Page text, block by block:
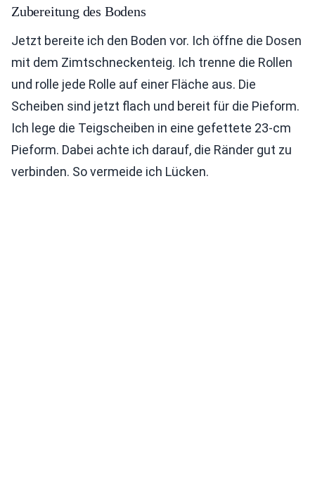
Zubereitung des Bodens
Jetzt bereite ich den Boden vor. Ich öffne die Dosen
mit dem Zimtschneckenteig. Ich trenne die Rollen
und rolle jede Rolle auf einer Fläche aus. Die
Scheiben sind jetzt flach und bereit für die Pieform.
Ich lege die Teigscheiben in eine gefettete 23-cm
Pieform. Dabei achte ich darauf, die Ränder gut zu
verbinden. So vermeide ich Lücken.